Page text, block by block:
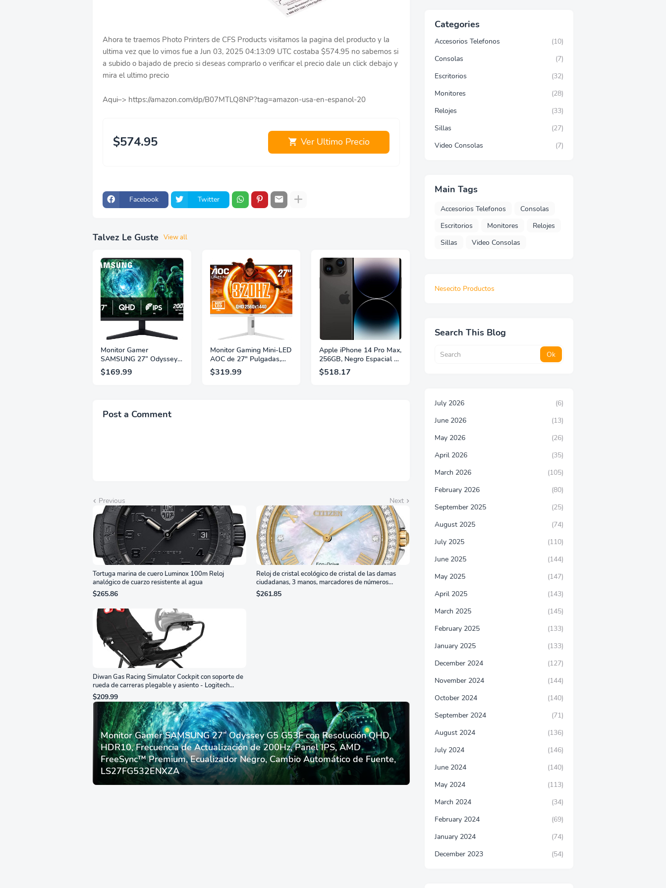
Ahora te traemos Photo Printers de CFS Products visitamos la pagina del producto y la
ultima vez que lo vimos fue a Jun 03, 2025 04:13:09 UTC costaba $574.95 no sabemos si
a subido o bajado de precio si deseas comprarlo o verificar el precio dale un click debajo y
mira el ultimo precio
Aqui–> https://amazon.com/dp/B07MTLQ8NP?tag=amazon-usa-en-espanol-20
$574.95 Ver Ultimo Precio
Facebook Twitter
Talvez Le Guste View all
Monitor Gamer
SAMSUNG 27” Odyssey
G5 G53F con Resolución
QHD, HDR10, Frecuencia
Ecualizador Negro,
$169.99
Monitor Gaming Mini-LED
AOC de 27" Pulgadas,
QHD 2560×1440, 320Hz,
1ms GtG, DisplayHDR,
$319.99
Apple iPhone 14 Pro Max,
256GB, Negro Espacial -
Desbloqueado
(Renovado)
$518.17
Post a Comment
Previous Next
Tortuga marina de cuero Luminox 100m Reloj
analógico de cuarzo resistente al agua
$265.86
Reloj de cristal ecológico de cristal de las damas
ciudadanas, 3 manos, marcadores de números
romanos, dial de nácar
$261.85
Diwan Gas Racing Simulator Cockpit con soporte de
rueda de carreras plegable y asiento - Logitech
G29/920/923/27/25, Thrustmaster
T248/X/T300RS/T150/458/TX
$209.99
Monitor Gamer SAMSUNG 27” Odyssey G5 G53F con Resolución QHD,
HDR10, Frecuencia de Actualización de 200Hz, Panel IPS, AMD
FreeSync™ Premium, Ecualizador Negro, Cambio Automático de Fuente,
LS27FG532ENXZA
Categories
Accesorios Telefonos
(10)
Consolas
(7)
Escritorios
(32)
Monitores
(28)
Relojes
(33)
Sillas
(27)
Video Consolas
(7)
Main Tags
Accesorios Telefonos
Consolas
Escritorios
Monitores
Relojes
Sillas
Video Consolas
Nesecito Productos
Search This Blog
July 2026
(6)
June 2026
(13)
May 2026
(26)
April 2026
(35)
March 2026
(105)
February 2026
(80)
September 2025
(25)
August 2025
(74)
July 2025
(110)
June 2025
(144)
May 2025
(147)
April 2025
(143)
March 2025
(145)
February 2025
(133)
January 2025
(133)
December 2024
(127)
November 2024
(144)
October 2024
(140)
September 2024
(71)
August 2024
(136)
July 2024
(146)
June 2024
(140)
May 2024
(113)
March 2024
(34)
February 2024
(69)
January 2024
(74)
December 2023
(54)